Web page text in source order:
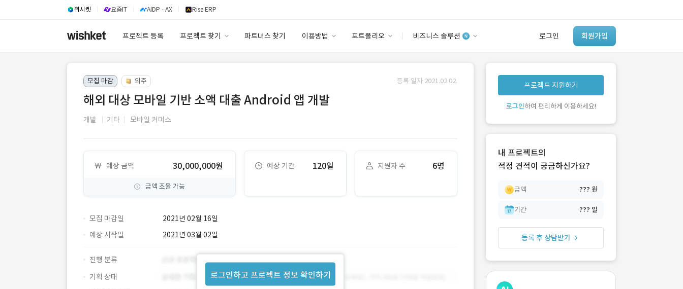
위시켓 요즘IT AIDP - AX Rise ERP
프로젝트 등록 프로젝트 찾기 파트너스 찾기 이용방법 포트폴리오 비즈니스 솔루션 로그인 회원가입
이용요금
고객센터
안심 코드 케어
유사사례 검색 AI
‘이런 거’ 만들어본
개발 회사 있어?
모집 마감 외주 등록 일자 2021.02.02.
해외 대상 모바일 기반 소액 대출 Android 앱 개발
개발 기타 모바일 커머스
예상 금액 30,000,000원
금액 조율 가능
예상 기간 120일 지원자 수 6명
모집 마감일 2021년 02월 16일
로그인하고 프로젝트 정보 확인하기
예상 시작일 2021년 03월 02일
진행 분류
기획 상태
프로젝트 지원하기
로그인하여 편리하게 이용하세요!
내 프로젝트의
적정 견적이 궁금하신가요?
금액 ??? 원
기간 ??? 일
등록 후 상담받기